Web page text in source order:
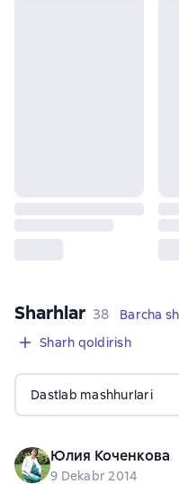
Sharhlar 38
38
Barcha
Sharh qoldirish
Dastlab mashhurlari
Юлия Коченкова
9 Dekabr 2014